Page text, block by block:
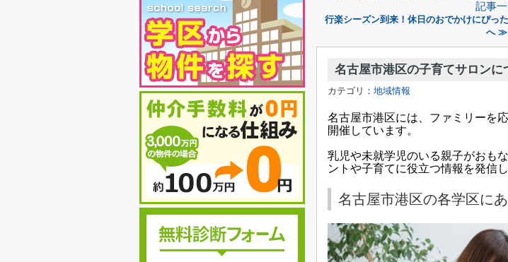
記事
行楽シーズン到来！休日のおでかけにぴっ
へ ≫
名古屋市港区の子育てサロンに
カテゴリ： 地域情報
名古屋市港区には、ファミリーを
開催しています。
乳児や未就学児のいる親子がおも
ントや子育てに役立つ情報を発信し
名古屋市港区の各学区に